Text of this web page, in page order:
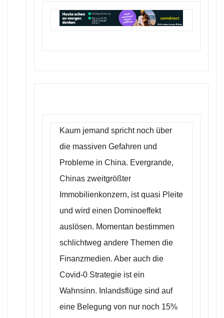
Kaum jemand spricht noch über
die massiven Gefahren und
Probleme in China. Evergrande,
Chinas zweitgrößter
Immobilienkonzern, ist quasi Pleite
und wird einen Dominoeffekt
auslösen. Momentan bestimmen
schlichtweg andere Themen die
Finanzmedien. Aber auch die
Covid-0 Strategie ist ein
Wahnsinn. Inlandsflüge sind auf
eine Belegung von nur noch 15%